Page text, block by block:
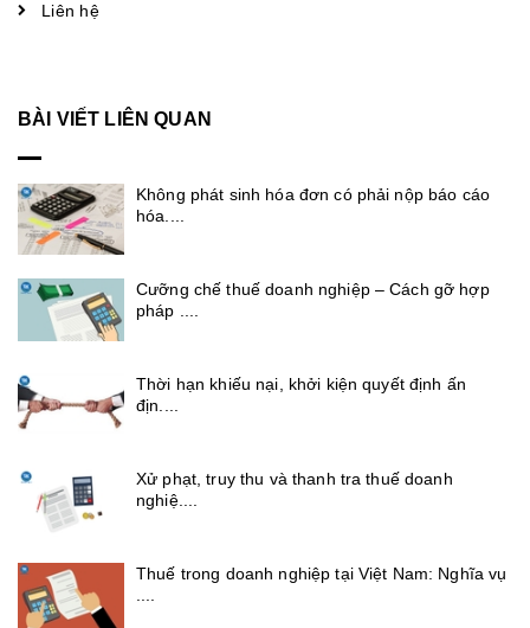
Liên hệ
BÀI VIẾT LIÊN QUAN
Không phát sinh hóa đơn có phải nộp báo cáo
hóa....
Cưỡng chế thuế doanh nghiệp – Cách gỡ hợp
pháp ....
Thời hạn khiếu nại, khởi kiện quyết định ấn
địn....
Xử phạt, truy thu và thanh tra thuế doanh
nghiệ....
Thuế trong doanh nghiệp tại Việt Nam: Nghĩa vụ
....